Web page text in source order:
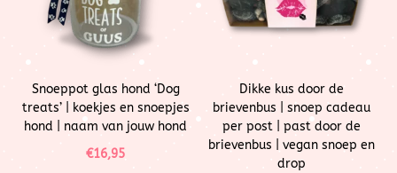
Snoeppot glas hond ‘Dog
treats’ | koekjes en snoepjes
hond | naam van jouw hond
€16,95
Dikke kus door de
brievenbus | snoep cadeau
per post | past door de
brievenbus | vegan snoep en
drop